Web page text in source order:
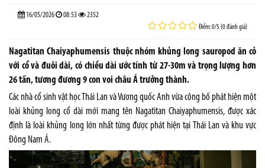
16/05/2026 08:53 2352
Điểm: 0/5 (0 đánh giá)
Nagatitan Chaiyaphumensis thuộc nhóm khủng long sauropod ăn cỏ
với cổ và đuôi dài, có chiều dài ước tính từ 27-30m và trọng lượng hơn
26 tấn, tương đương 9 con voi châu Á trưởng thành.
Các nhà cổ sinh vật học Thái Lan và Vương quốc Anh vừa công bố phát hiện một
loài khủng long cổ dài mới mang tên Nagatitan Chaiyaphumensis, được xác
định là loài khủng long lớn nhất từng được phát hiện tại Thái Lan và khu vực
Đông Nam Á.